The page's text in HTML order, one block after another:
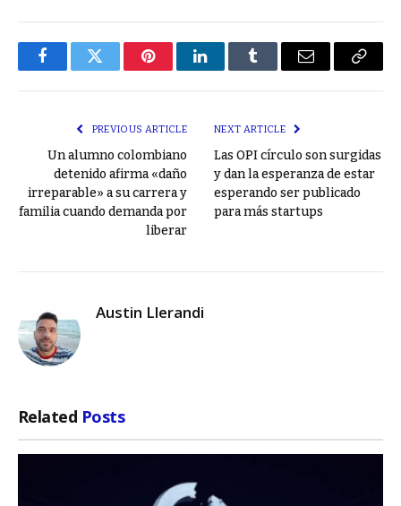
FacebookTwitter PinterestLinkedInTumblr Email
Copy
PREVIOUS ARTICLE
Un alumno colombiano
detenido afirma «daño
irreparable» a su carrera y
familia cuando demanda por
liberar
NEXT ARTICLE
Las OPI círculo son surgidas
y dan la esperanza de estar
esperando ser publicado
para más startups
Austin Llerandi
Related Posts